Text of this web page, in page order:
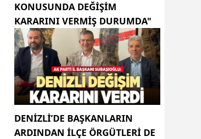
KONUSUNDA DEĞIŞIM
KARARINI VERMIŞ DURUMDA"
DENIZLI’DE BAŞKANLARIN
ARDINDAN ILÇE ÖRGÜTLERI DE